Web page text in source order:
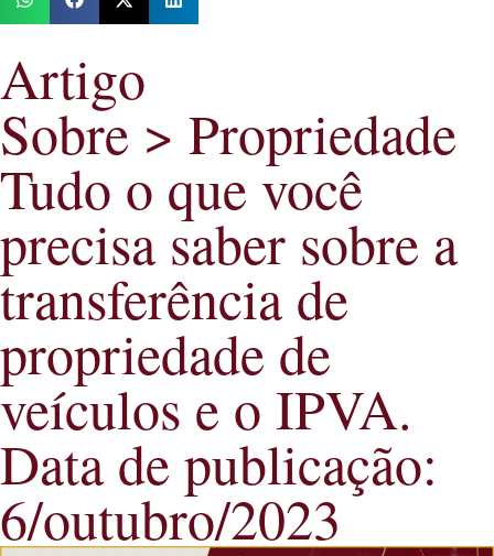
Artigo
Sobre > Propriedade
Tudo o que você
precisa saber sobre a
transferência de
propriedade de
veículos e o IPVA.
Data de publicação:
6/outubro/2023